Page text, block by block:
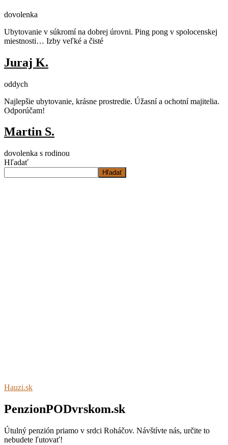
dovolenka
Ubytovanie v súkromí na dobrej úrovni. Ping pong v spolocenskej
miestnosti… Izby veľké a čisté
Juraj K.
oddych
Najlepšie ubytovanie, krásne prostredie. Úžasní a ochotní majitelia.
Odporúčam!
Martin S.
dovolenka s rodinou
Hľadať
Hľadať
Hauzi.sk
PenzionPODvrskom.sk
Útulný penzión priamo v srdci Roháčov. Návštívte nás, určite to
nebudete ľutovať!